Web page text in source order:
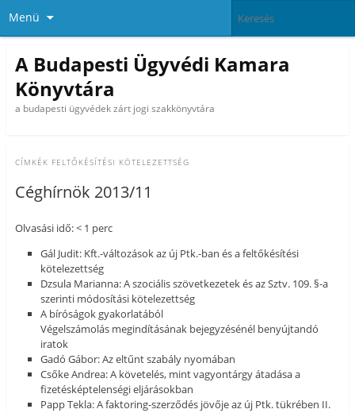
Menü
A Budapesti Ügyvédi Kamara
Könyvtára
a budapesti ügyvédek zárt jogi szakkönyvtára
CÍMKÉK FELTŐKÉSÍTÉSI KÖTELEZETTSÉG
Céghírnök 2013/11
Olvasási idő: < 1 perc
Gál Judit: Kft.-változások az új Ptk.-ban és a feltőkésítési
kötelezettség
Dzsula Marianna: A szociális szövetkezetek és az Sztv. 109. §-a
szerinti módosítási kötelezettség
A bíróságok gyakorlatából
Végelszámolás megindításának bejegyzésénél benyújtandó
iratok
Gadó Gábor: Az eltűnt szabály nyomában
Csőke Andrea: A követelés, mint vagyontárgy átadása a
fizetésképtelenségi eljárásokban
Papp Tekla: A faktoring-szerződés jövője az új Ptk. tükrében II.